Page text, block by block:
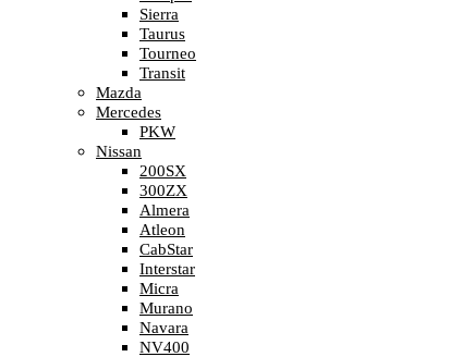
Sierra
Taurus
Tourneo
Transit
Mazda
Mercedes
PKW
Nissan
200SX
300ZX
Almera
Atleon
CabStar
Interstar
Micra
Murano
Navara
NV400